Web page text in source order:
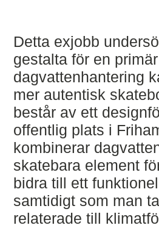
Detta exjobb
gestalta för en
dagvattenhantering
mer autentisk
består av ett
offentlig plats i
kombinerar
skatebara element
bidra till ett
samtidigt som man
relaterade till